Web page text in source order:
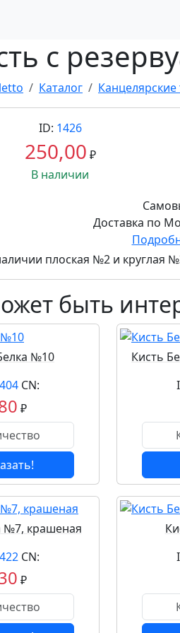
с
Каталог
ID: 1426
250,00 ₽
В наличии
Доставка по
плоская №2 и круглая
быть
№10
CN:
₽
Кисть
№7, крашеная
CN:
₽